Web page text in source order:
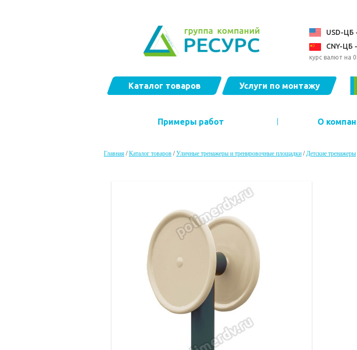
USD-ЦБ
CNY-ЦБ
курс валют на
Каталог товаров Услуги по монтажу
Примеры работ О
Главная /Каталог товаров /Уличные тренажеры и тренировочные площадки /Детские тренажеры